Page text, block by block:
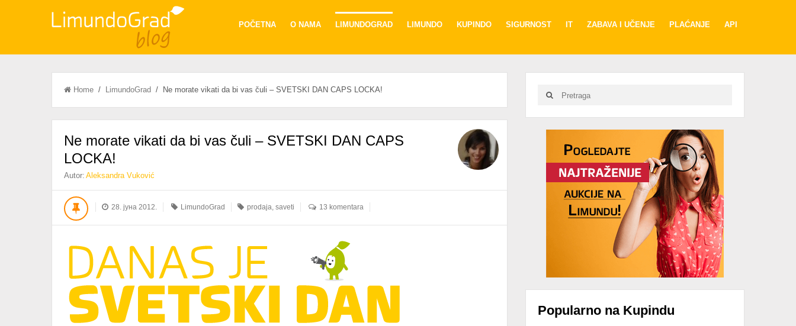
POČETNA O NAMA LIMUNDOGRAD LIMUNDO KUPINDO SIGURNOST IT ZABAVA I UČENJE PLAĆANJE API
Home / LimundoGrad / Ne morate vikati da bi vas čuli – SVETSKI DAN CAPS LOCKA!
Ne morate vikati da bi vas čuli – SVETSKI DAN CAPS
LOCKA!
Autor: Aleksandra Vuković
28. јуна 2012. LimundoGrad prodaja, saveti 13 komentara
for:
Search
Popularno na Kupindu